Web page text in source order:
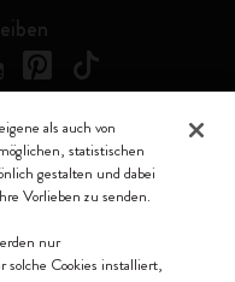
von Moleskine Srl a
MI 1945400 - Cap.
als auch von
statistischen
gestalten und dabei
Vorlieben zu senden.
nur
solche Cookies installiert,